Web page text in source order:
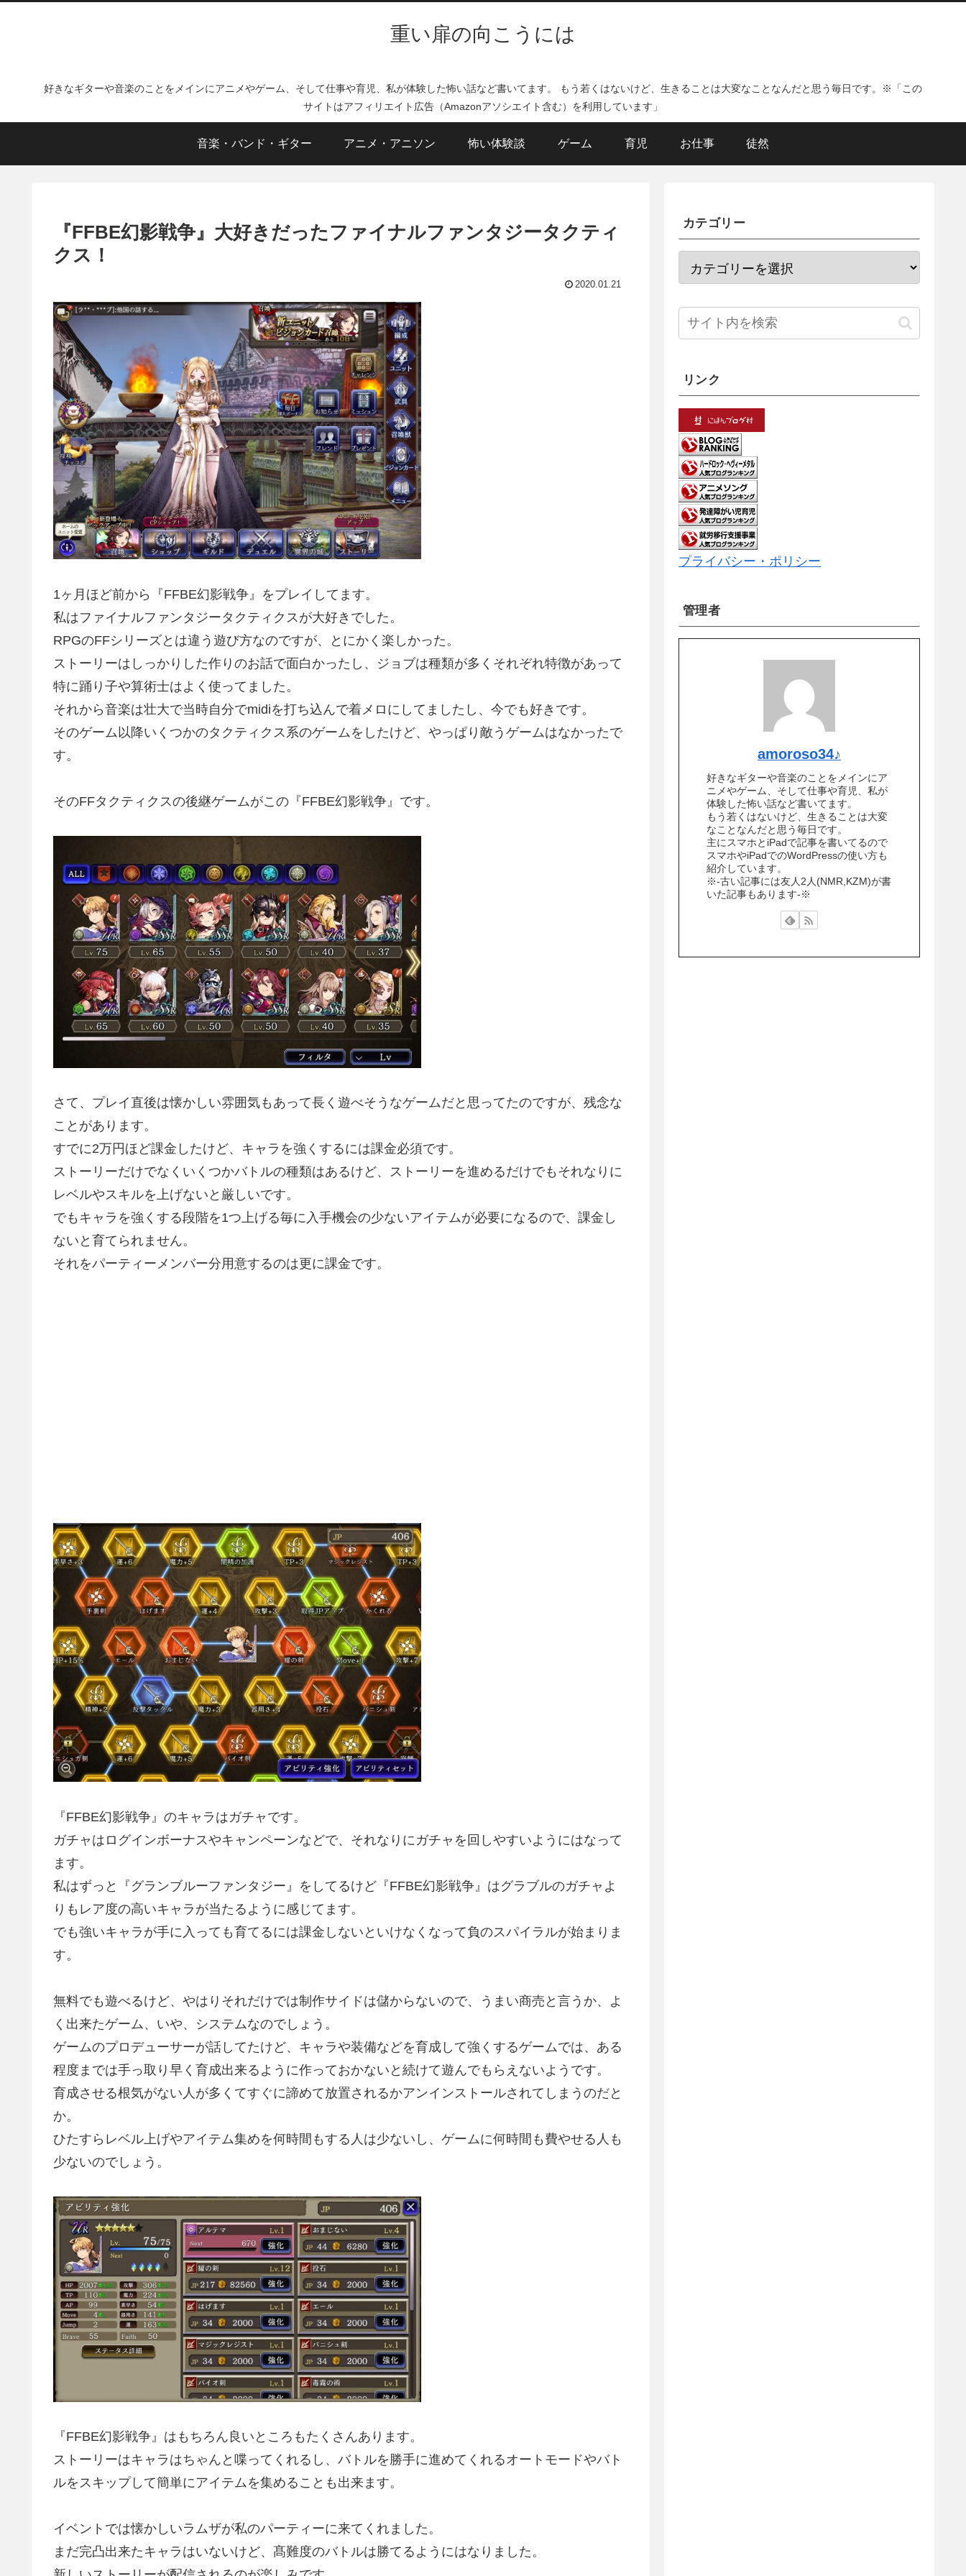
重い扉の向こうには
好きなギターや音楽のことをメインにアニメやゲーム、そして仕事や育児、私が体験した怖い話など書いてます。 もう若くはないけど、生きることは大変なことなんだと思う毎日です。※「この
サイトはアフィリエイト広告（Amazonアソシエイト含む）を利用しています」
音楽・バンド・ギター アニメ・アニソン 怖い体験談 ゲーム 育児 お仕事 徒然
『FFBE幻影戦争』大好きだったファイナルファンタジータクティ
クス！
2020.01.21
1ヶ月ほど前から『FFBE幻影戦争』をプレイしてます。
私はファイナルファンタジータクティクスが大好きでした。
RPGのFFシリーズとは違う遊び方なのですが、とにかく楽しかった。
ストーリーはしっかりした作りのお話で面白かったし、ジョブは種類が多くそれぞれ特徴があって
特に踊り子や算術士はよく使ってました。
それから音楽は壮大で当時自分でmidiを打ち込んで着メロにしてましたし、今でも好きです。
そのゲーム以降いくつかのタクティクス系のゲームをしたけど、やっぱり敵うゲームはなかったで
す。
そのFFタクティクスの後継ゲームがこの『FFBE幻影戦争』です。
さて、プレイ直後は懐かしい雰囲気もあって長く遊べそうなゲームだと思ってたのですが、残念な
ことがあります。
すでに2万円ほど課金したけど、キャラを強くするには課金必須です。
ストーリーだけでなくいくつかバトルの種類はあるけど、ストーリーを進めるだけでもそれなりに
レベルやスキルを上げないと厳しいです。
でもキャラを強くする段階を1つ上げる毎に入手機会の少ないアイテムが必要になるので、課金し
ないと育てられません。
それをパーティーメンバー分用意するのは更に課金です。
『FFBE幻影戦争』のキャラはガチャです。
ガチャはログインボーナスやキャンペーンなどで、それなりにガチャを回しやすいようにはなって
ます。
私はずっと『グランブルーファンタジー』をしてるけど『FFBE幻影戦争』はグラブルのガチャよ
りもレア度の高いキャラが当たるように感じてます。
でも強いキャラが手に入っても育てるには課金しないといけなくなって負のスパイラルが始まりま
す。
無料でも遊べるけど、やはりそれだけでは制作サイドは儲からないので、うまい商売と言うか、よ
く出来たゲーム、いや、システムなのでしょう。
ゲームのプロデューサーが話してたけど、キャラや装備などを育成して強くするゲームでは、ある
程度までは手っ取り早く育成出来るように作っておかないと続けて遊んでもらえないようです。
育成させる根気がない人が多くてすぐに諦めて放置されるかアンインストールされてしまうのだと
か。
ひたすらレベル上げやアイテム集めを何時間もする人は少ないし、ゲームに何時間も費やせる人も
少ないのでしょう。
『FFBE幻影戦争』はもちろん良いところもたくさんあります。
ストーリーはキャラはちゃんと喋ってくれるし、バトルを勝手に進めてくれるオートモードやバト
ルをスキップして簡単にアイテムを集めることも出来ます。
イベントでは懐かしいラムザが私のパーティーに来てくれました。
まだ完凸出来たキャラはいないけど、髙難度のバトルは勝てるようにはなりました。
カテゴリー
リンク
プライバシー・ポリシー
管理者
amoroso34♪
好きなギターや音楽のことをメインにア
ニメやゲーム、そして仕事や育児、私が
体験した怖い話など書いてます。
もう若くはないけど、生きることは大変
なことなんだと思う毎日です。
主にスマホとiPadで記事を書いてるので
スマホやiPadでのWordPressの使い方も
紹介しています。
※-古い記事には友人2人(NMR,KZM)が書
いた記事もあります-※